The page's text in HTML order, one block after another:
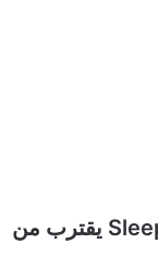
رسميًا فيلم Sleeping Dogs يقترب من